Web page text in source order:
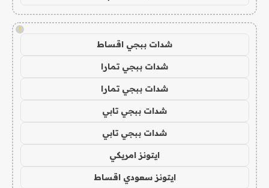
!
شدات ببجي اقساط
شدات ببجي تمارا
شدات ببجي تمارا
شدات ببجي تابي
شدات ببجي تابي
ايتونز امريكي
ايتونز سعودي اقساط